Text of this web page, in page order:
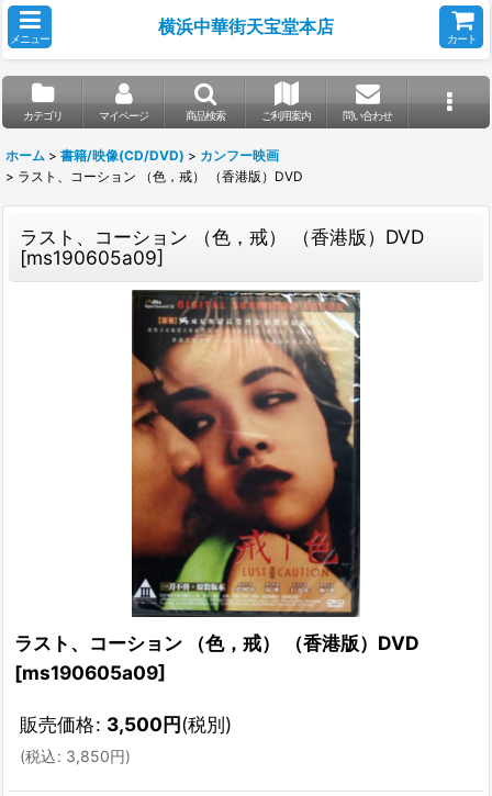
メニュー
横浜中華街天宝堂本店
カート
カテゴリ マイページ 商品検索 ご利用案内 問い合わせ
ホーム > 書籍/映像(CD/DVD) > カンフー映画
> ラスト、コーション （色，戒） （香港版）DVD
ラスト、コーション （色，戒） （香港版）DVD
[ms190605a09]
ラスト、コーション （色，戒） （香港版）DVD
[ms190605a09]
販売価格: 3,500円(税別)
(税込: 3,850円)